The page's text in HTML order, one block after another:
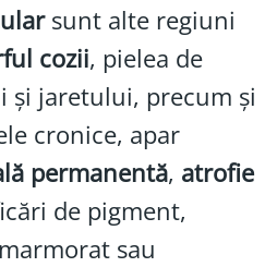
sunt alte regiuni
cozii, pielea de
și jaretului, precum și
cronice, apar
permanentă, atrofie
de pigment,
sau